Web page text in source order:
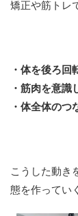
矯正や筋トレ
・体を後ろ回
・筋肉を意識
・体全体のつ
こうした動き
態を作ってい